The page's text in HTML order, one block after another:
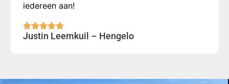
iedereen aan!
Justin Leemkuil – Hengelo